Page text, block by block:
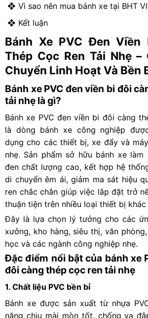
❖ Vì sao nên mua bánh xe tại BHT
❖ Kết luận
Bánh Xe PVC Đen Viền
Thép Cọc Ren Tải Nhẹ –
Chuyển Linh Hoạt Và Bền
Bánh xe PVC đen viền bi đôi
tải nhẹ là gì?
Bánh xe PVC đen viền bi đôi càng
là dòng bánh xe công nghiệp
dụng cho các thiết bị, xe đẩy và
nhẹ. Sản phẩm sở hữu bánh xe làm
đen chất lượng cao, kết hợp hệ
di chuyển êm ái, giảm ma sát hiệu
ren chắc chắn giúp việc lắp đặt trở
thuận tiện trên nhiều loại thiết bị khác
Đây là lựa chọn lý tưởng cho các
xưởng, kho hàng, siêu thị, văn
học và các ngành công nghiệp nhẹ.
Đặc điểm nổi bật của bánh xe
đôi càng thép cọc ren tải nhẹ
1. Chất liệu PVC bền bỉ
Bánh xe được sản xuất từ nhựa
năng chịu mài mòn tốt, chống va